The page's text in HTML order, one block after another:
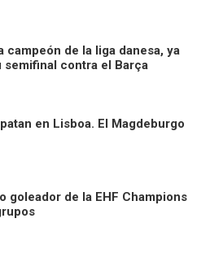
campeón de la liga danesa, ya
contra el Barça
en Lisboa. El Magdeburgo
goleador de la EHF Champions